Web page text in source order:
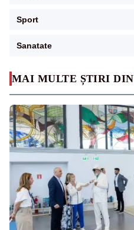
MAI MULTE ȘTIRI DIN
Sport
Sanatate